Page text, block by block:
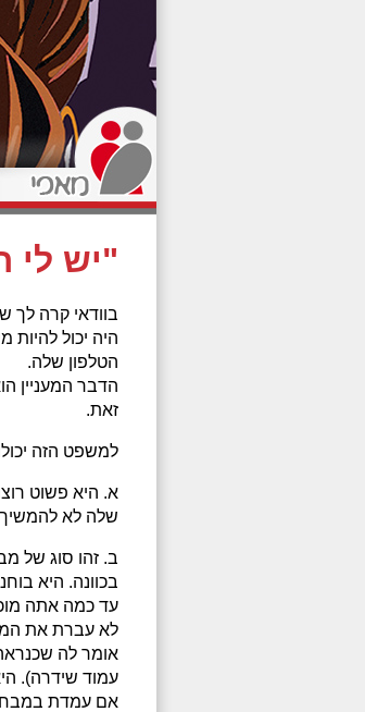
"יש לי
בוודאי קרה לך
היה יכול
הטלפון שלה.
הדבר המעניין
זאת.
למשפט הזה
א. היא פשוט
שלה לא
ב. זהו סוג של
בכוונה. היא
עד כמה אתה
לא עברת את
אומר לה
עמוד שידרה).
אם עמדת במבחן